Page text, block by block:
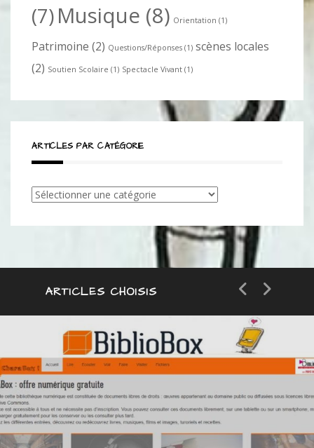
(7)Musique (8) Orientation (1)
Patrimoine (2) Questions/Réponses (1) scènes locales
(2) Soutien Scolaire (1) Spectacle Vivant (1)
ARTICLES PAR CATÉGORIE
Articles
ARTICLES CHOISIS